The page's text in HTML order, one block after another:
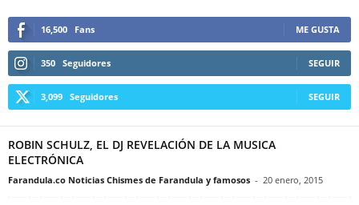
16,500 Fans ME GUSTA
350 Seguidores SEGUIR
3,099 Seguidores SEGUIR
ROBIN SCHULZ, EL DJ REVELACIÓN DE LA MUSICA
ELECTRÓNICA
Farandula.co Noticias Chismes de Farandula y famosos - 20 enero, 2015